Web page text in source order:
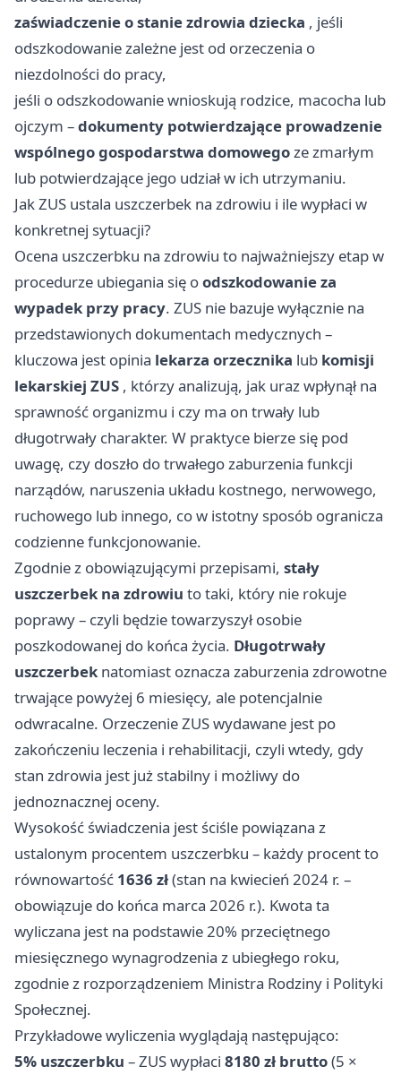
zaświadczenie o stanie zdrowia dziecka , jeśli
odszkodowanie zależne jest od orzeczenia o
niezdolności do pracy,
jeśli o odszkodowanie wnioskują rodzice, macocha lub
ojczym –dokumenty potwierdzające prowadzenie
wspólnego gospodarstwa domowego ze zmarłym
lub potwierdzające jego udział w ich utrzymaniu.
Jak ZUS ustala uszczerbek na zdrowiu i ile wypłaci w
konkretnej sytuacji?
Ocena uszczerbku na zdrowiu to najważniejszy etap w
procedurze ubiegania się oodszkodowanie za
wypadek przy pracy. ZUS nie bazuje wyłącznie na
przedstawionych dokumentach medycznych –
kluczowa jest opinia lekarza orzecznika lub komisji
lekarskiej ZUS , którzy analizują, jak uraz wpłynął na
sprawność organizmu i czy ma on trwały lub
długotrwały charakter. W praktyce bierze się pod
uwagę, czy doszło do trwałego zaburzenia funkcji
narządów, naruszenia układu kostnego, nerwowego,
ruchowego lub innego, co w istotny sposób ogranicza
codzienne funkcjonowanie.
Zgodnie z obowiązującymi przepisami, stały
uszczerbek na zdrowiu to taki, który nie rokuje
poprawy – czyli będzie towarzyszył osobie
poszkodowanej do końca życia. Długotrwały
uszczerbek natomiast oznacza zaburzenia zdrowotne
trwające powyżej 6 miesięcy, ale potencjalnie
odwracalne. Orzeczenie ZUS wydawane jest po
zakończeniu leczenia i rehabilitacji, czyli wtedy, gdy
stan zdrowia jest już stabilny i możliwy do
jednoznacznej oceny.
Wysokość świadczenia jest ściśle powiązana z
ustalonym procentem uszczerbku – każdy procent to
równowartość 1636 zł(stan na kwiecień 2024 r. –
obowiązuje do końca marca 2026 r.). Kwota ta
wyliczana jest na podstawie 20% przeciętnego
miesięcznego wynagrodzenia z ubiegłego roku,
zgodnie z rozporządzeniem Ministra Rodziny i Polityki
Społecznej.
Przykładowe wyliczenia wyglądają następująco:
5% uszczerbku – ZUS wypłaci 8180 zł brutto(5 ×